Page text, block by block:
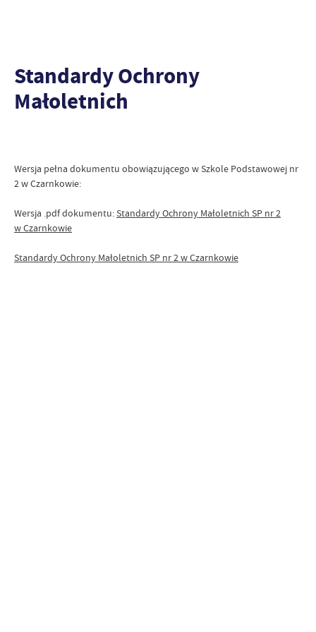
Standardy Ochrony
Małoletnich
Wersja pełna dokumentu obowiązującego w Szkole Podstawowej nr
2 w Czarnkowie:
Wersja .pdf dokumentu:Standardy Ochrony Małoletnich SP nr 2
w Czarnkowie
Standardy Ochrony Małoletnich SP nr 2 w Czarnkowie